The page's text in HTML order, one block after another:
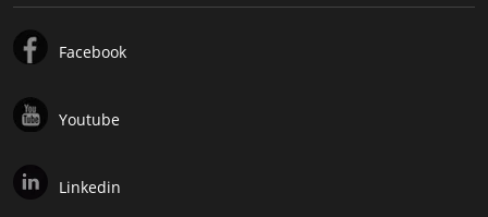
Facebook
Youtube
Linkedin